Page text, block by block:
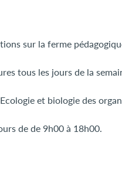
sur la ferme
tous les jours de la
et biologie des
de de 9h00 à 18h00.